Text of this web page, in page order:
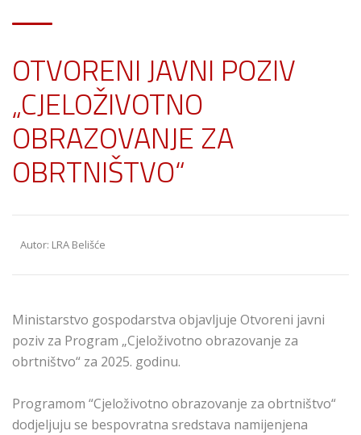
OTVORENI JAVNI POZIV
„CJELOŽIVOTNO
OBRAZOVANJE ZA
OBRTNIŠTVO“
Autor: LRA Belišće
Ministarstvo gospodarstva objavljuje Otvoreni javni
poziv za Program „Cjeloživotno obrazovanje za
obrtništvo“ za 2025. godinu.
Programom “Cjeloživotno obrazovanje za obrtništvo“
dodjeljuju se bespovratna sredstava namijenjena